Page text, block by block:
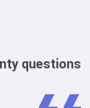
questions: